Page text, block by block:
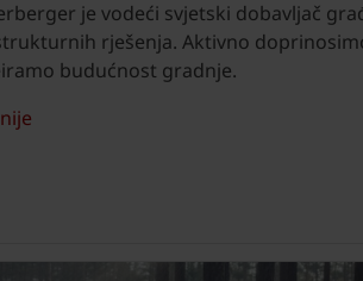
je vodeći svjetski dobavljač
rješenja. Aktivno
budućnost gradnje.